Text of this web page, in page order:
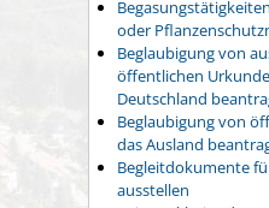
oder
Beglaubigung von
öffentlichen
Deutschland
Beglaubigung von
das Ausland
Begleitdokumente
ausstellen